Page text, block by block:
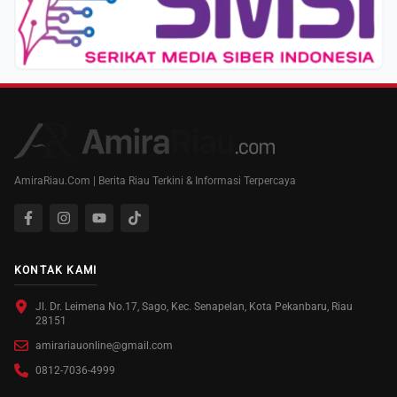
AmiraRiau.Com | Berita Riau Terkini & Informasi Terpercaya
KONTAK KAMI
Jl. Dr. Leimena No.17, Sago, Kec. Senapelan, Kota Pekanbaru, Riau
28151
amirariauonline@gmail.com
0812-7036-4999